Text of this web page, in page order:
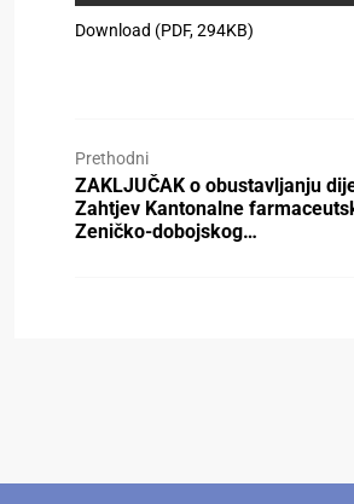
Download (PDF, 294KB)
Prethodni
ZAKLJUČAK o obustavljanju
Zahtjev Kantonalne
Zeničko-dobojskog…